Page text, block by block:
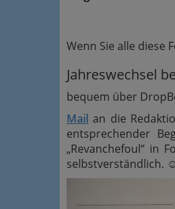
Wenn Sie alle diese
Jahreswechsel
bequem über
Mail an die
entsprechender
„Revanchefoul“ in
selbstverständlich. ☺